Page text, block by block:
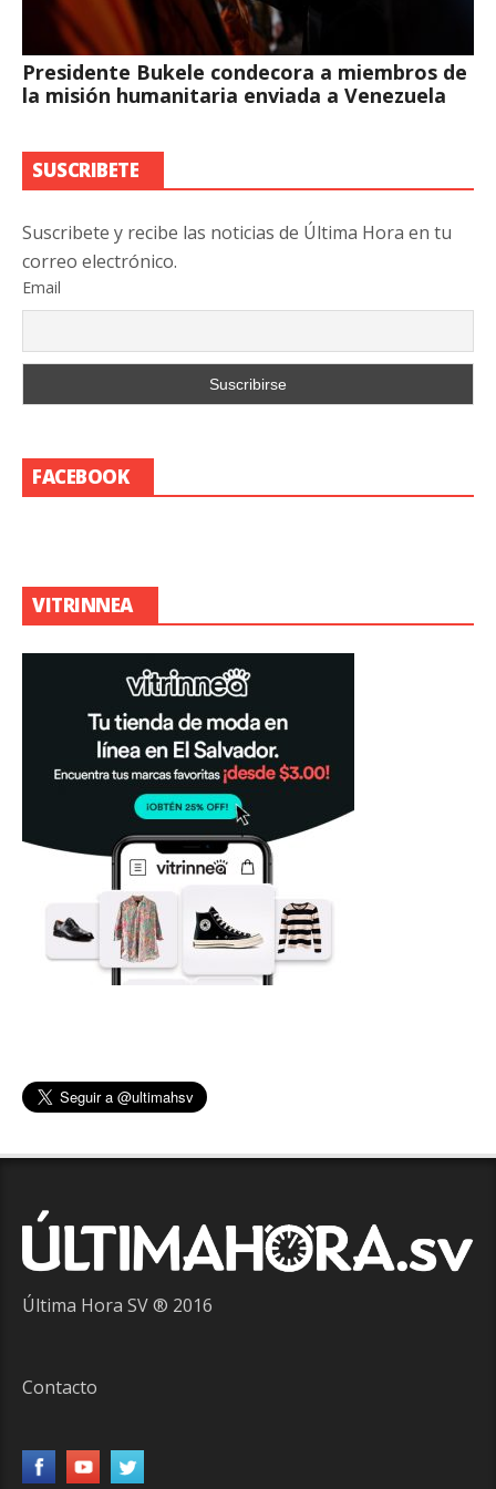
Presidente Bukele condecora a miembros de
la misión humanitaria enviada a Venezuela
SUSCRIBETE
Suscribete y recibe las noticias de Última Hora en tu
correo electrónico.
Email
FACEBOOK
VITRINNEA
Última Hora SV ® 2016
Contacto